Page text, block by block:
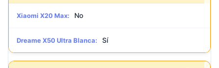
Xiaomi X20 Max: No
Dreame X50 Ultra Blanca: Sí